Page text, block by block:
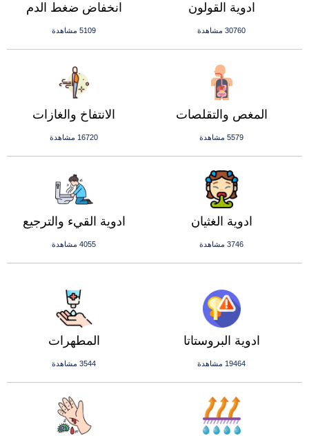
انخفاض ضغط الدم
5109 مشاهدة
ادوية القولون
30760 مشاهدة
الانتفاخ والغازات
16720 مشاهدة
المغص والتقلصات
5579 مشاهدة
ادوية القيء والترجيع
4055 مشاهدة
ادوية الغثيان
3746 مشاهدة
المطهرات
3544 مشاهدة
ادوية البروستاتا
19464 مشاهدة